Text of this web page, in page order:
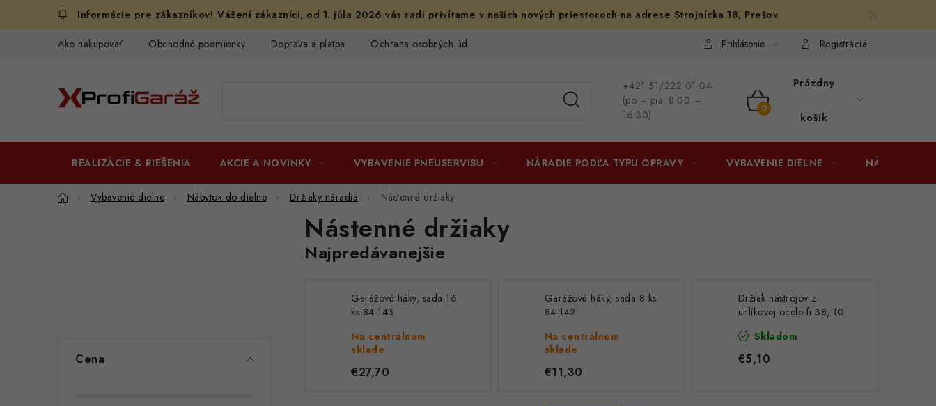
Vážení zákazníci, od 1. júla 2026 vás radi privítame v našich nových priestoroch na adrese Strojnícka 18, Prešov.
Ako nakupovať Obchodné podmienky Doprava a platba Ochrana osobných údajov Osobné vyzdvihnutie v Prešove Ako funguje Packeta?
Prihlásenie Registrácia
+421 51/222 01 04
(po – pia: 8:00 –
16:30)
NÁKUPNÝ
Prázdny
košík
REALIZÁCIE & RIEŠENIA AKCIE A NOVINKY VYBAVENIE PNEUSERVISU NÁRADIE PODĽA TYPU OPRAVY VYBAVENIE DIELNE NÁRADIE
DomovVybavenie dielne Nábytok do dielne Držiaky náradia Nástenné držiaky
Cena
Nástenné držiaky
Najpredávanejšie
Garážové háky, sada 16
ks 84-143
Na centrálnom
sklade
€27,70
Garážové háky, sada 8 ks
84-142
Na centrálnom
sklade
€11,30
Držiak nástrojov z
uhlíkovej ocele fi 38, 10
Skladom
€5,10